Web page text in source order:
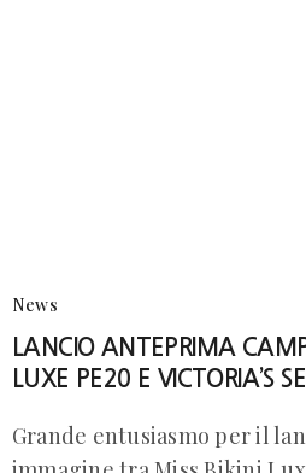
News
LANCIO ANTEPRIMA
LUXE PE20 E VICTORIA’S
Grande entusiasmo per il